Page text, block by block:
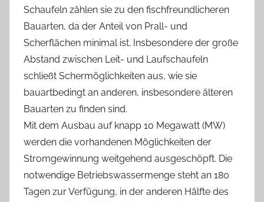
Schaufeln zählen sie zu den fischfreundlicheren
Bauarten, da der Anteil von Prall- und
Scherflächen minimal ist. Insbesondere der große
Abstand zwischen Leit- und Laufschaufeln
schließt Schermöglichkeiten aus, wie sie
bauartbedingt an anderen, insbesondere älteren
Bauarten zu finden sind.
Mit dem Ausbau auf knapp 10 Megawatt (MW)
werden die vorhandenen Möglichkeiten der
Stromgewinnung weitgehend ausgeschöpft. Die
notwendige Betriebswassermenge steht an 180
Tagen zur Verfügung, in der anderen Hälfte des